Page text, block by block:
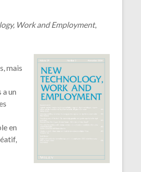
Work and Employment,
mais
un
en